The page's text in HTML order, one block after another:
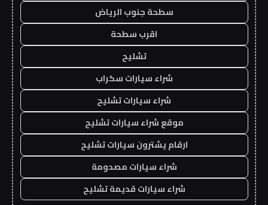
سطحة جنوب الرياض
اقرب سطحة
تشليح
شراء سيارات سكراب
شراء سيارات تشليح
موقع شراء سيارات تشليح
ارقام يشترون سيارات تشليح
شراء سيارات مصدومة
شراء سيارات قديمة تشليح